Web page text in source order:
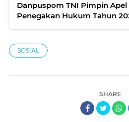
Danpuspom TNI Pimpin Apel
Penegakan Hukum Tahun
SOSIAL
SHARE